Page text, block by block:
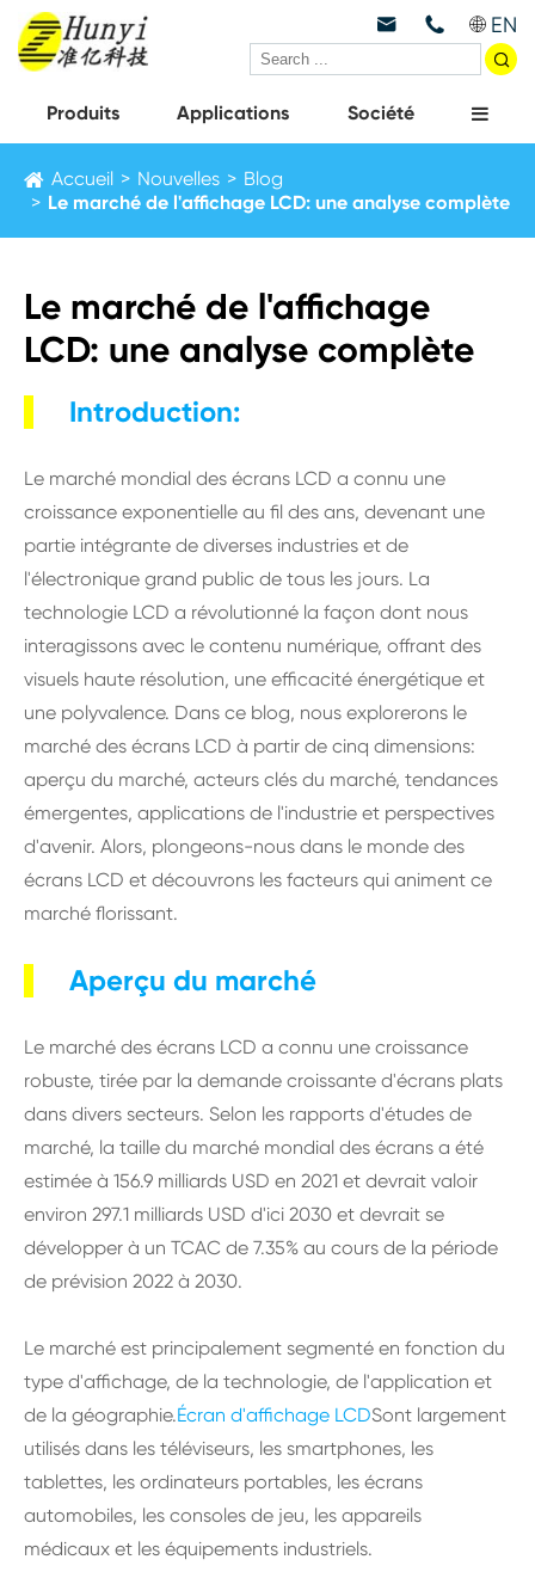
  EN

Produits Applications Société
Accueil Nouvelles
Blog
Le marché de l'affichage LCD: une analyse complète
Le marché de l'affichage
LCD: une analyse complète
Introduction:
Le marché mondial des écrans LCD a connu une
croissance exponentielle au fil des ans, devenant une
partie intégrante de diverses industries et de
l'électronique grand public de tous les jours. La
technologie LCD a révolutionné la façon dont nous
interagissons avec le contenu numérique, offrant des
visuels haute résolution, une efficacité énergétique et
une polyvalence. Dans ce blog, nous explorerons le
marché des écrans LCD à partir de cinq dimensions:
aperçu du marché, acteurs clés du marché, tendances
émergentes, applications de l'industrie et perspectives
d'avenir. Alors, plongeons-nous dans le monde des
écrans LCD et découvrons les facteurs qui animent ce
marché florissant.
Aperçu du marché
Le marché des écrans LCD a connu une croissance
robuste, tirée par la demande croissante d'écrans plats
dans divers secteurs. Selon les rapports d'études de
marché, la taille du marché mondial des écrans a été
estimée à 156.9 milliards USD en 2021 et devrait valoir
environ 297.1 milliards USD d'ici 2030 et devrait se
développer à un TCAC de 7.35% au cours de la période
de prévision 2022 à 2030.
Le marché est principalement segmenté en fonction du
type d'affichage, de la technologie, de l'application et
de la géographie.Écran d'affichage LCDSont largement
utilisés dans les téléviseurs, les smartphones, les
tablettes, les ordinateurs portables, les écrans
automobiles, les consoles de jeu, les appareils
médicaux et les équipements industriels.